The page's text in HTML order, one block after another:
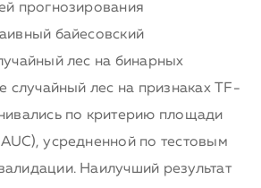
прогнозирования
байесовский
лес на бинарных
случайный лес на признаках TF-
по критерию площади
усредненной по тестовым
Наилучший результат